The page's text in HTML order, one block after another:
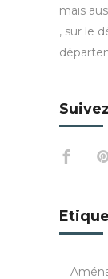
mais
, sur le